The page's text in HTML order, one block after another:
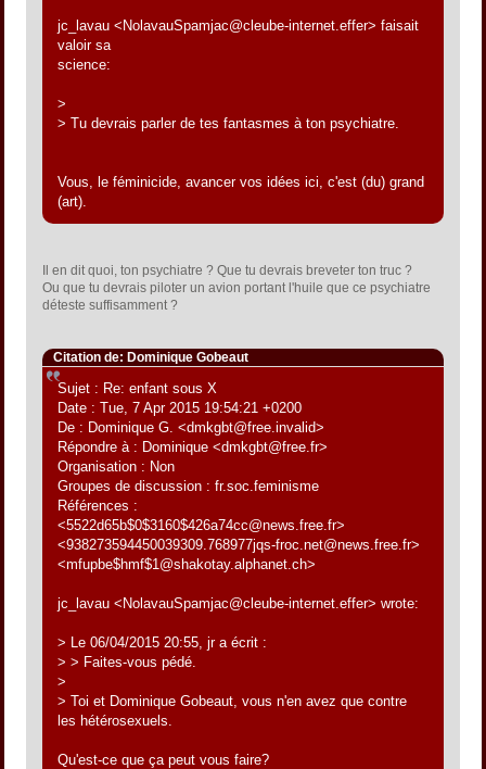
jc_lavau <NolavauSpamjac@cleube-internet.effer> faisait
valoir sa
science:
>
> Tu devrais parler de tes fantasmes à ton psychiatre.
Vous, le féminicide, avancer vos idées ici, c'est (du) grand
(art).
Il en dit quoi, ton psychiatre ? Que tu devrais breveter ton truc ?
Ou que tu devrais piloter un avion portant l'huile que ce psychiatre
déteste suffisamment ?
Citation de: Dominique Gobeaut
Sujet : Re: enfant sous X
Date : Tue, 7 Apr 2015 19:54:21 +0200
De : Dominique G. <dmkgbt@free.invalid>
Répondre à : Dominique <dmkgbt@free.fr>
Organisation : Non
Groupes de discussion : fr.soc.feminisme
Références :
<5522d65b$0$3160$426a74cc@news.free.fr>
<938273594450039309.768977jqs-froc.net@news.free.fr>
<mfupbe$hmf$1@shakotay.alphanet.ch>
jc_lavau <NolavauSpamjac@cleube-internet.effer> wrote:
> Le 06/04/2015 20:55, jr a écrit :
> > Faites-vous pédé.
>
> Toi et Dominique Gobeaut, vous n'en avez que contre
les hétérosexuels.
Qu'est-ce que ça peut vous faire?